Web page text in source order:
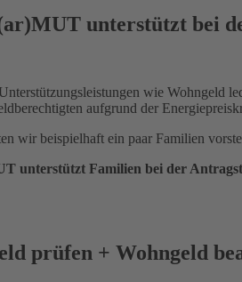
unterstützt bei
wie Wohngeld
aufgrund der
wir beispielhaft ein paar Familien
unterstützt Familien bei der
prüfen + Wohngeld